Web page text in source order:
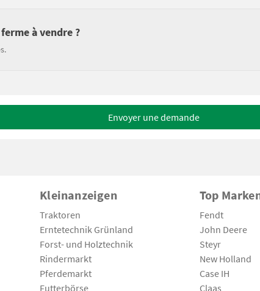
à vendre ?
Envoyer une demande
Kleinanzeigen
Traktoren
Erntetechnik Grünland
Forst- und Holztechnik
Rindermarkt
Pferdemarkt
Futterbörse
Top
Fendt
John Deere
Steyr
New Holland
Case IH
Claas